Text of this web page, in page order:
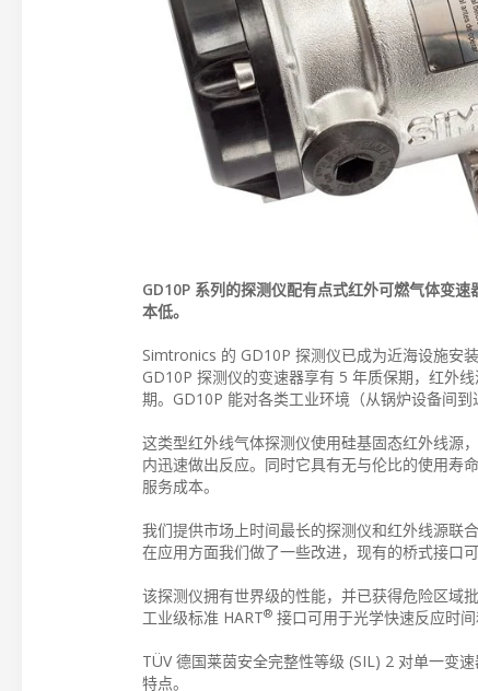
GD10P 系列的探测仪配有点式红外可燃气体变
本低。
Simtronics 的 GD10P 探测仪已成为近海设施安
GD10P 探测仪的变速器享有 5 年质保期，红外
期。GD10P 能对各类工业环境（从锅炉设备间
这类型红外线气体探测仪使用硅基固态红外线源
内迅速做出反应。同时它具有无与伦比的使用寿
服务成本。
我们提供市场上时间最长的探测仪和红外线源联合
在应用方面我们做了一些改进，现有的桥式接口
该探测仪拥有世界级的性能，并已获得危险区域批
工业级标准 HART® 接口可用于光学快速反应时
TÜV 德国莱茵安全完整性等级 (SIL) 2 对单一变
特点。